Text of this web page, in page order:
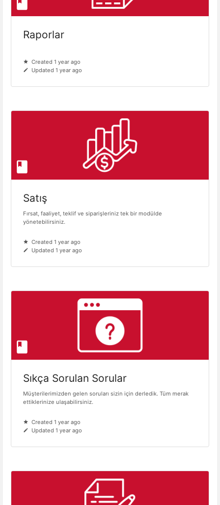
Raporlar
Created 1 year ago
Updated 1 year ago
Satış
Fırsat, faaliyet, teklif ve siparişleriniz tek bir modülde
yönetebilirsiniz.
Created 1 year ago
Updated 1 year ago
Sıkça Sorulan Sorular
Müşterilerimizden gelen soruları sizin için derledik. Tüm merak
ettiklerinize ulaşabilirsiniz.
Created 1 year ago
Updated 1 year ago